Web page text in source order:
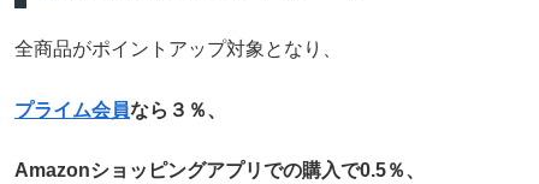
全商品がポイントアップ対象となり、
プライム会員なら３％、
Amazonショッピングアプリでの購入で0.5％、